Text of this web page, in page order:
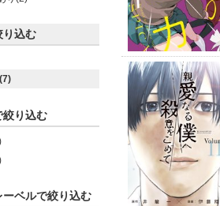
り込む
絞り込む
ーベルで絞り込む